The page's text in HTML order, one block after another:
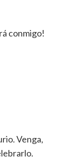
conmigo!
Venga,